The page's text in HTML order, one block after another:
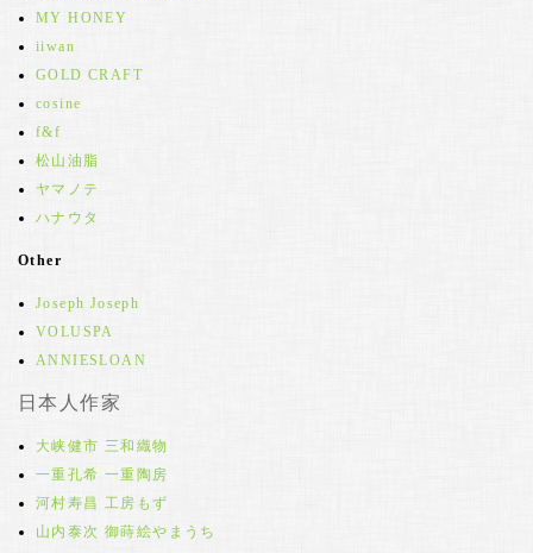
MY HONEY
iiwan
GOLD CRAFT
cosine
f&f
松山油脂
ヤマノテ
ハナウタ
Other
Joseph Joseph
VOLUSPA
ANNIESLOAN
日本人作家
大峡健市 三和織物
一重孔希 一重陶房
河村寿昌 工房もず
山内泰次 御蒔絵やまうち